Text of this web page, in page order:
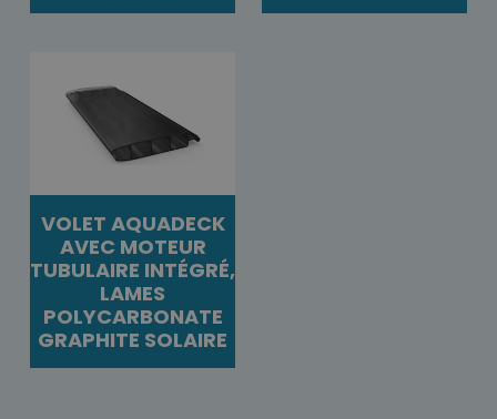
VOLET AQUADECK
AVEC MOTEUR
TUBULAIRE INTÉGRÉ,
LAMES
POLYCARBONATE
GRAPHITE SOLAIRE